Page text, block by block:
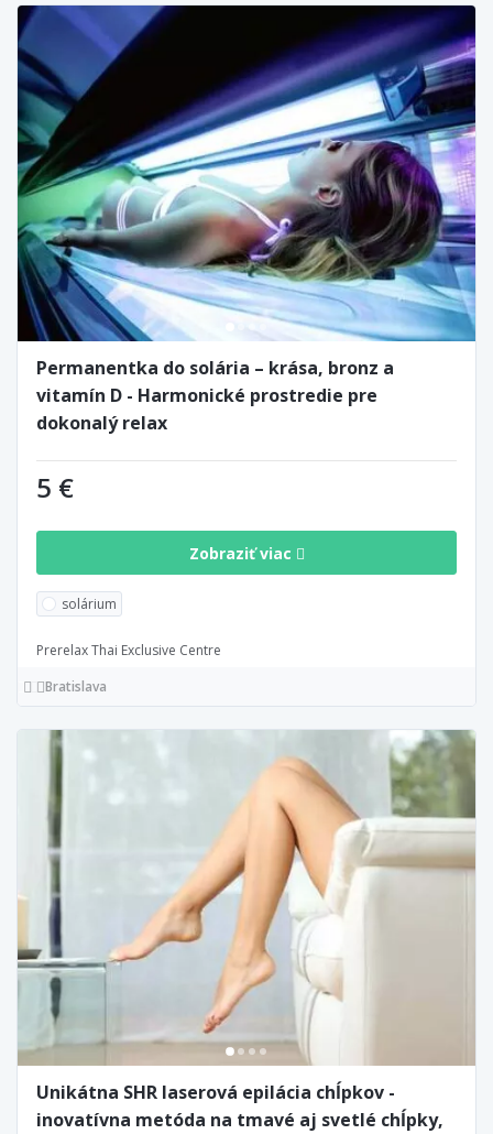
Permanentka do solária – krása, bronz a
vitamín D - Harmonické prostredie pre
dokonalý relax
5 €
Zobraziť viac
solárium
Prerelax Thai Exclusive Centre
Bratislava
Unikátna SHR laserová epilácia chĺpkov -
inovatívna metóda na tmavé aj svetlé chĺpky,